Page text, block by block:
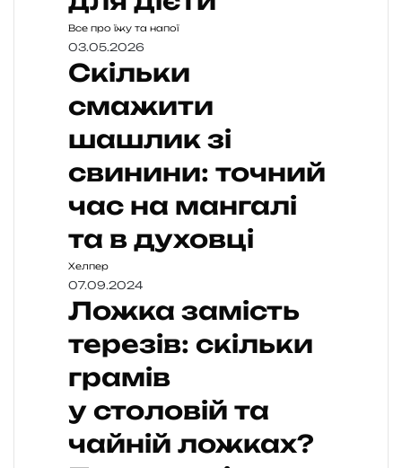
Все про їжу та напої
03.05.2026
Скільки
смажити
шашлик зі
свинини: точний
час на мангалі
та в духовці
Хелпер
07.09.2024
Ложка замість
терезів: скільки
грамів
у столовій та
чайній ложках?